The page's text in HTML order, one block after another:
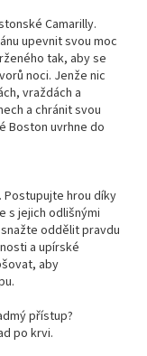
Camarilly.
upevnit svou moc
tak, aby se
noci. Jenže nic
vraždách a
a chránit svou
Boston uvrhne do
Postupujte hrou díky
s jejich odlišnými
oddělit pravdu
a upírské
aby
přístup?
po krvi.